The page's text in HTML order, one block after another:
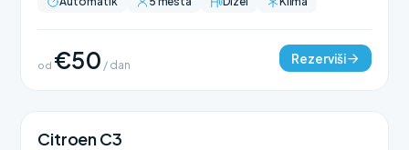
od €50 / dan Rezerviši
Citroen C3